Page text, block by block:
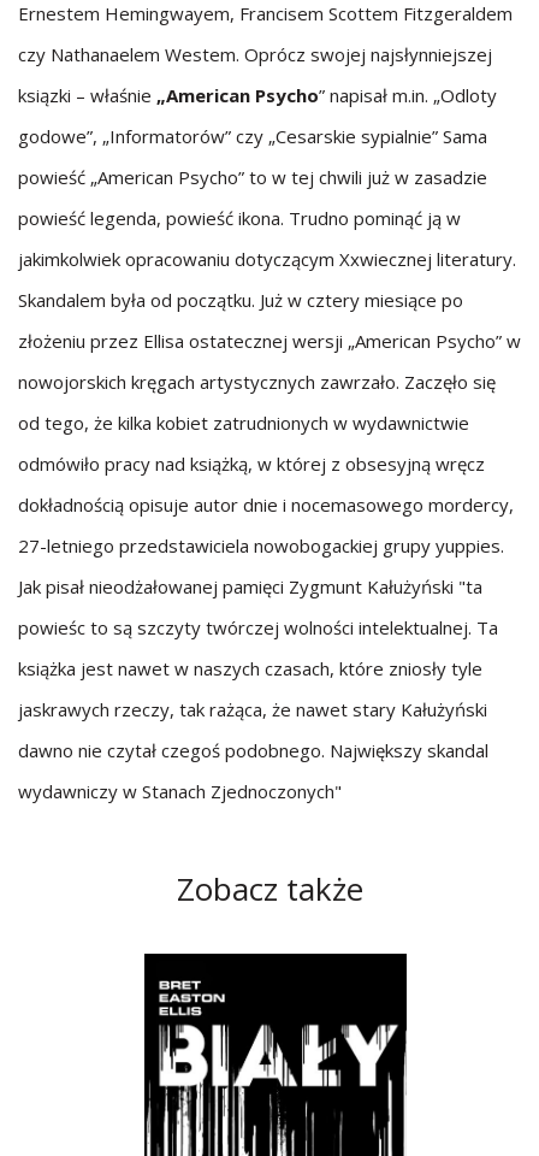
Ernestem Hemingwayem, Francisem Scottem Fitzgeraldem
czy Nathanaelem Westem. Oprócz swojej najsłynniejszej
ksiązki – właśnie „American Psycho” napisał m.in. „Odloty
godowe”, „Informatorów” czy „Cesarskie sypialnie” Sama
powieść „American Psycho” to w tej chwili już w zasadzie
powieść legenda, powieść ikona. Trudno pominąć ją w
jakimkolwiek opracowaniu dotyczącym Xxwiecznej literatury.
Skandalem była od początku. Już w cztery miesiące po
złożeniu przez Ellisa ostatecznej wersji „American Psycho” w
nowojorskich kręgach artystycznych zawrzało. Zaczęło się
od tego, że kilka kobiet zatrudnionych w wydawnictwie
odmówiło pracy nad książką, w której z obsesyjną wręcz
dokładnością opisuje autor dnie i nocemasowego mordercy,
27-letniego przedstawiciela nowobogackiej grupy yuppies.
Jak pisał nieodżałowanej pamięci Zygmunt Kałużyński "ta
powieśc to są szczyty twórczej wolności intelektualnej. Ta
książka jest nawet w naszych czasach, które zniosły tyle
jaskrawych rzeczy, tak rażąca, że nawet stary Kałużyński
dawno nie czytał czegoś podobnego. Największy skandal
wydawniczy w Stanach Zjednoczonych"
Zobacz także